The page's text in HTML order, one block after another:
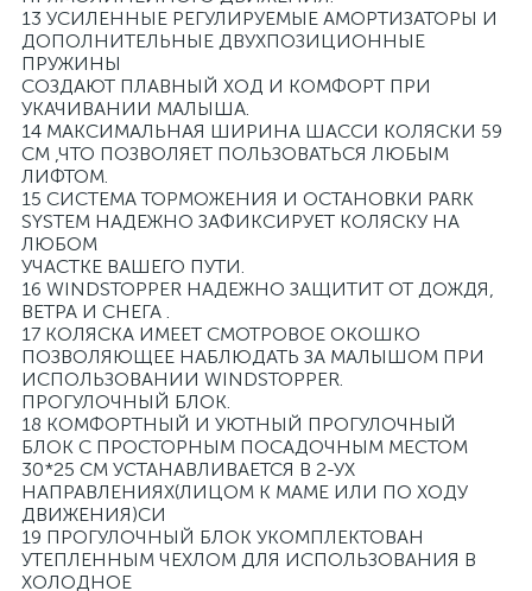
13 УСИЛЕННЫЕ РЕГУЛИРУЕМЫЕ АМОРТИЗАТОРЫ И
ДОПОЛНИТЕЛЬНЫЕ ДВУХПОЗИЦИОННЫЕ
ПРУЖИНЫ
СОЗДАЮТ ПЛАВНЫЙ ХОД И КОМФОРТ ПРИ
УКАЧИВАНИИ МАЛЫША.
14 МАКСИМАЛЬНАЯ ШИРИНА ШАССИ КОЛЯСКИ 59
СМ ,ЧТО ПОЗВОЛЯЕТ ПОЛЬЗОВАТЬСЯ ЛЮБЫМ
ЛИФТОМ.
15 СИСТЕМА ТОРМОЖЕНИЯ И ОСТАНОВКИ PARK
SYSTEM НАДЕЖНО ЗАФИКСИРУЕТ КОЛЯСКУ НА
ЛЮБОМ
УЧАСТКЕ ВАШЕГО ПУТИ.
16 WINDSTOPPER НАДЕЖНО ЗАЩИТИТ ОТ ДОЖДЯ,
ВЕТРА И СНЕГА .
17 КОЛЯСКА ИМЕЕТ СМОТРОВОЕ ОКОШКО
ПОЗВОЛЯЮЩЕЕ НАБЛЮДАТЬ ЗА МАЛЫШОМ ПРИ
ИСПОЛЬЗОВАНИИ WINDSTOPPER.
ПРОГУЛОЧНЫЙ БЛОК.
18 КОМФОРТНЫЙ И УЮТНЫЙ ПРОГУЛОЧНЫЙ
БЛОК С ПРОСТОРНЫМ ПОСАДОЧНЫМ МЕСТОМ
30*25 СМ УСТАНАВЛИВАЕТСЯ В 2-УХ
НАПРАВЛЕНИЯХ(ЛИЦОМ К МАМЕ ИЛИ ПО ХОДУ
ДВИЖЕНИЯ)СИ
19 ПРОГУЛОЧНЫЙ БЛОК УКОМПЛЕКТОВАН
УТЕПЛЕННЫМ ЧЕХЛОМ ДЛЯ ИСПОЛЬЗОВАНИЯ В
ХОЛОДНОЕ